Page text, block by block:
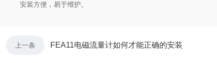
安装方便，易于维护。
上一条 FEA11电磁流量计如何才能正确的安装